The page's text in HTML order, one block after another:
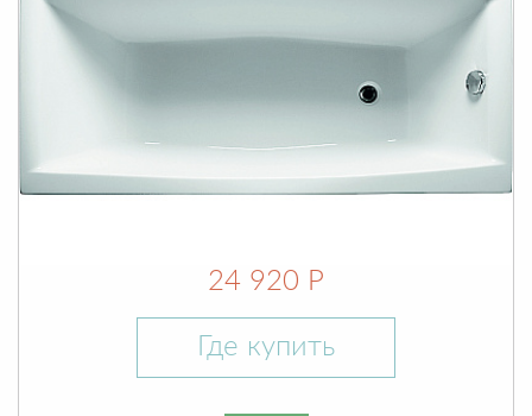
24 920 Р
Где купить